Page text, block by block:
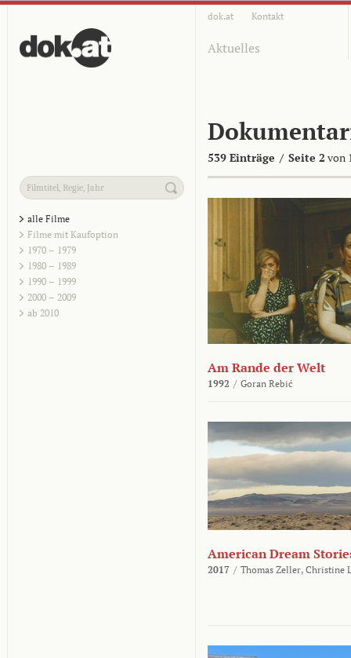
dok.at Kontakt
Aktuelles
539 Einträge / Seite 2 von
alle Filme
Filme mit Kaufoption
1970 – 1979
1980 – 1989
1990 – 1999
2000 – 2009
ab 2010
Am Rande der Welt
1992 / Goran Rebić
American Dream
2017 / Thomas Zeller, Christine